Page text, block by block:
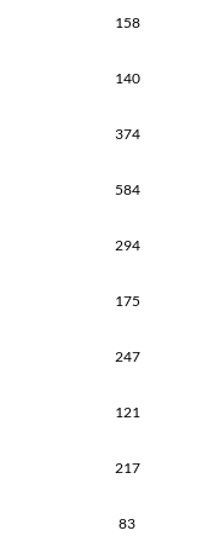
158
140
374
584
294
175
247
121
217
83